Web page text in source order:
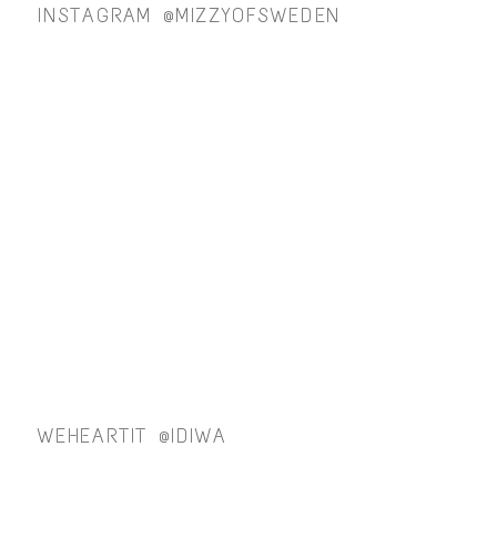
INSTAGRAM @MIZZYOFSWEDEN
WEHEARTIT @IDIWA